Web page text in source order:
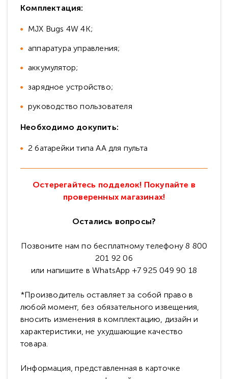
Комплектация:
MJX Bugs 4W 4K;
аппаратура управления;
аккумулятор;
зарядное устройство;
руководство пользователя
Необходимо докупить:
2 батарейки типа АА для пульта
Остерегайтесь подделок! Покупайте в
проверенных магазинах!
Остались вопросы?
Позвоните нам по бесплатному телефону 8 800
201 92 06
или напишите в WhatsApp +7 925 049 90 18
*Производитель оставляет за собой право в
любой момент, без обязательного извещения,
вносить изменения в комплектацию, дизайн и
характеристики, не ухудшающие качество
товара.
Информация, представленная в карточке